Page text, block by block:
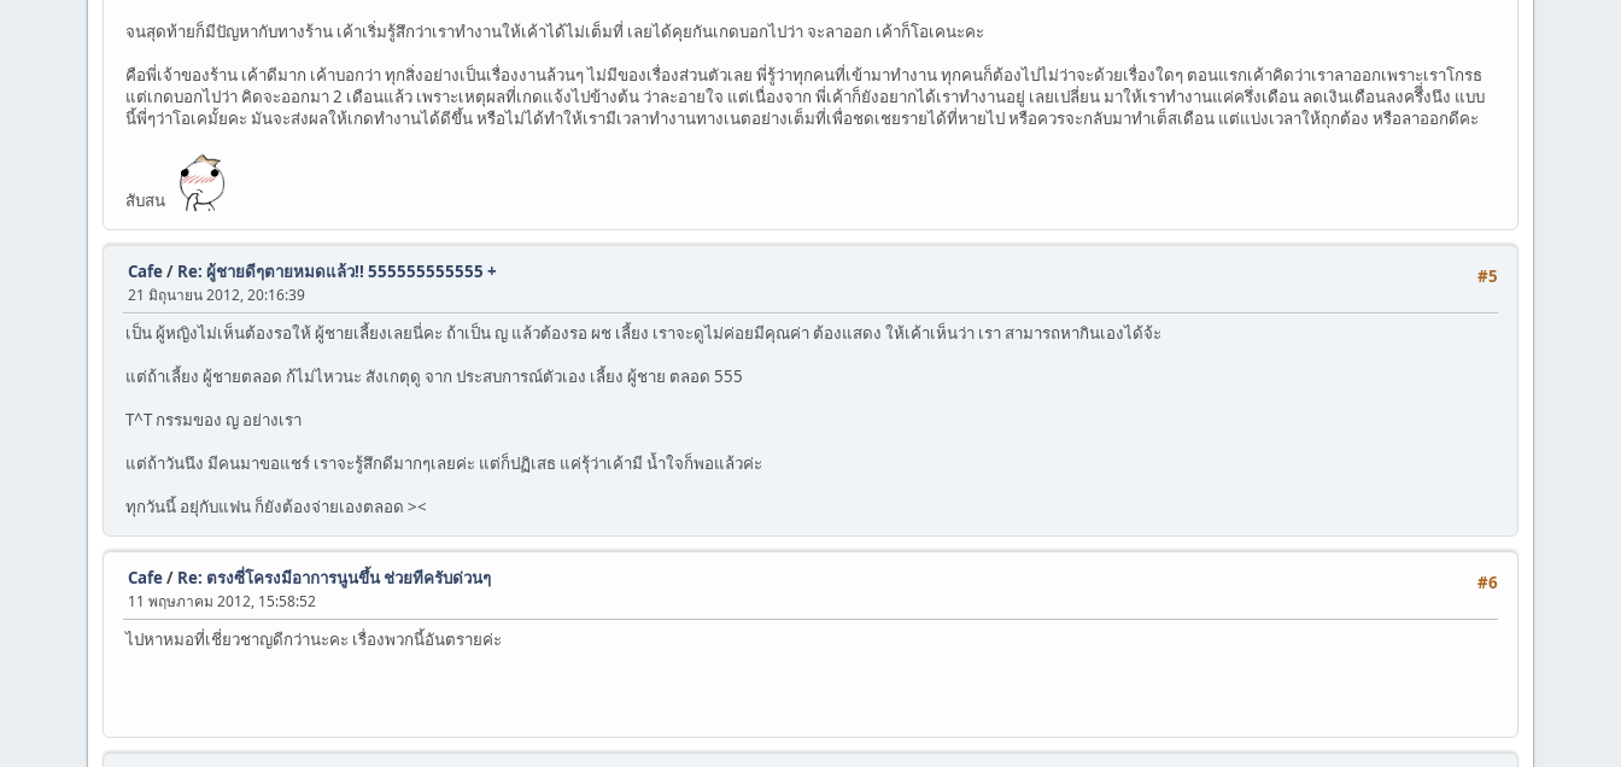
จนสุดท้ายก็มีปัญหากับทางร้าน เค้าเริ่มรู้สึกว่าเราทำงานให้เค้าได้ไม่เต็มที่ เลยได้คุยกันเกดบอกไปว่า จะลาออก เค้าก็โอเคนะคะ
คือพี่เจ้าของร้าน เค้าดีมาก เค้าบอกว่า ทุกสิ่งอย่างเป็นเรื่องงานล้วนๆ ไม่มีของเรื่องส่วนตัวเลย พี่รู้ว่าทุกคนที่เข้ามาทำงาน ทุกคนก็ต้องไปไม่ว่าจะด้วยเรื่องใดๆ ตอนแรกเค้าคิดว่าเราลาออกเพราะเราโกรธ
แต่เกดบอกไปว่า คิดจะออกมา 2 เดือนแล้ว เพราะเหตุผลที่เกดแจ้งไปข้างต้น ว่าละอายใจ แต่เนื่องจาก พี่เค้าก็ยังอยากได้เราทำงานอยู่ เลยเปลี่ยน มาให้เราทำงานแค่ครึ่งเดือน ลดเงินเดือนลงครึี่งนึง แบบ
นี้พี่ๆว่าโอเคมั้ยคะ มันจะส่งผลให้เกดทำงานได้ดีขึ้น หรือไม่ได้ทำให้เรามีเวลาทำงานทางเนตอย่างเต็มที่เพื่อชดเชยรายได้ที่หายไป หรือควรจะกลับมาทำเต็สเดือน แต่แบ่งเวลาให้ถุกต้อง หรือลาออกดีคะ
สับสน
#5
Cafe/ Re: ผู้ชายดีๆตายหมดแล้ว!! 555555555555 +
21 มิถุนายน 2012, 20:16:39
เป็น ผู้หญิงไม่เห็นต้องรอให้ ผู้ชายเลี้ยงเลยนี่คะ ถ้าเป็น ญ แล้วต้องรอ ผช เลี้ยง เราจะดูไม่ค่อยมีคุณค่า ต้องแสดง ให้เค้าเห็นว่า เรา สามารถหากินเองได้จ้ะ
แต่ถ้าเลี้ยง ผู้ชายตลอด ก้ไม่ไหวนะ สังเกตุดู จาก ประสบการณ์ตัวเอง เลี้ยง ผู้ชาย ตลอด 555
T^T กรรมของ ญ อย่างเรา
แต่ถ้าวันนึง มีคนมาขอแชร์ เราจะรู้สึกดีมากๆเลยค่ะ แต่ก็ปฏิเสธ แค่รุ้ว่าเค้ามี น้ำใจก็พอแล้วค่ะ
ทุกวันนี้ อยุ่กับแฟน ก็ยังต้องจ่ายเองตลอด ><
#6
Cafe/ Re: ตรงซี่โครงมีอาการนูนขึ้น ช่วยทีครับด่วนๆ
11 พฤษภาคม 2012, 15:58:52
ไปหาหมอที่เชี่ยวชาญดีกว่านะคะ เรื่องพวกนี้อันตรายค่ะ